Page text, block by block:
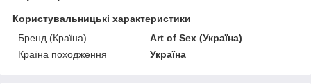
Користувальницькі характеристики
Бренд (Країна)
Art of Sex (Україна)
Країна походження
Україна